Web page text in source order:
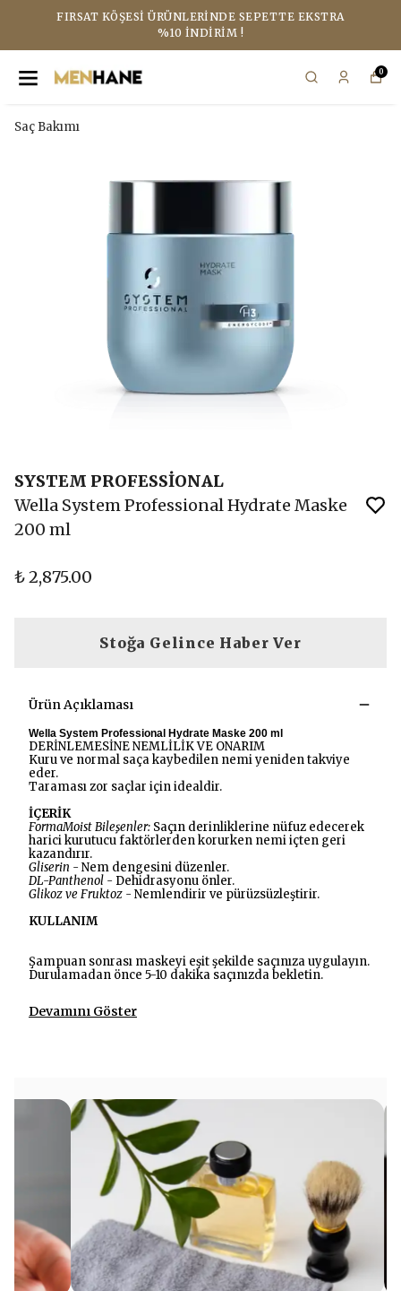
FIRSAT KÖŞESI ÜRÜNLERINDE SEPETTE EKSTRA
%10 İNDIRIM !
0
Saç Bakımı
SYSTEM PROFESSİONAL
Wella System Professional Hydrate Maske
200 ml
₺ 2,875.00
Stoğa Gelince Haber Ver
Ürün Açıklaması
Wella System Professional Hydrate Maske 200 ml
DERİNLEMESİNE NEMLİLİK VE ONARIM
Kuru ve normal saça kaybedilen nemi yeniden takviye
eder.
Taraması zor saçlar için idealdir.
İÇERİK
FormaMoist Bileşenler: Saçın derinliklerine nüfuz edecerek
harici kurutucu faktörlerden korurken nemi içten geri
kazandırır.
Gliserin - Nem dengesini düzenler.
DL-Panthenol - Dehidrasyonu önler.
Glikoz ve Fruktoz - Nemlendirir ve pürüzsüzleştirir.
KULLANIM
Şampuan sonrası maskeyi eşit şekilde saçınıza uygulayın.
Durulamadan önce 5-10 dakika saçınızda bekletin.
Devamını Göster